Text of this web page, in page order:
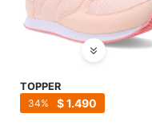
TOPPER
$1.490
34